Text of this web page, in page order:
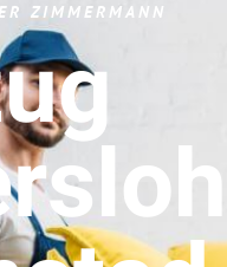
ZIMMERMANN